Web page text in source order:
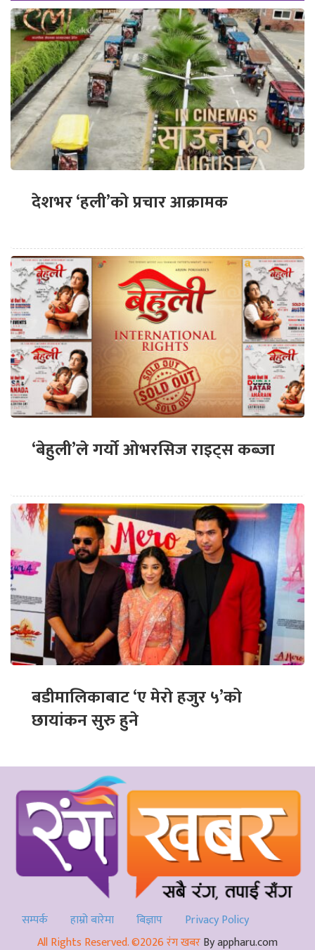
देशभर ‘हली’को प्रचार आक्रामक
‘बेहुली’ले गर्यो ओभरसिज राइट्स कब्जा
बडीमालिकाबाट ‘ए मेरो हजुर ५’को
छायांकन सुरु हुने
सम्पर्क हाम्रो बारेमा बिज्ञाप
Privacy Policy
All Rights Reserved. ©2026 रंग खबरBy appharu.com